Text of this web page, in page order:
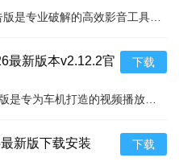
最新版本v2.12.2官
下载
新版下载安装
下载